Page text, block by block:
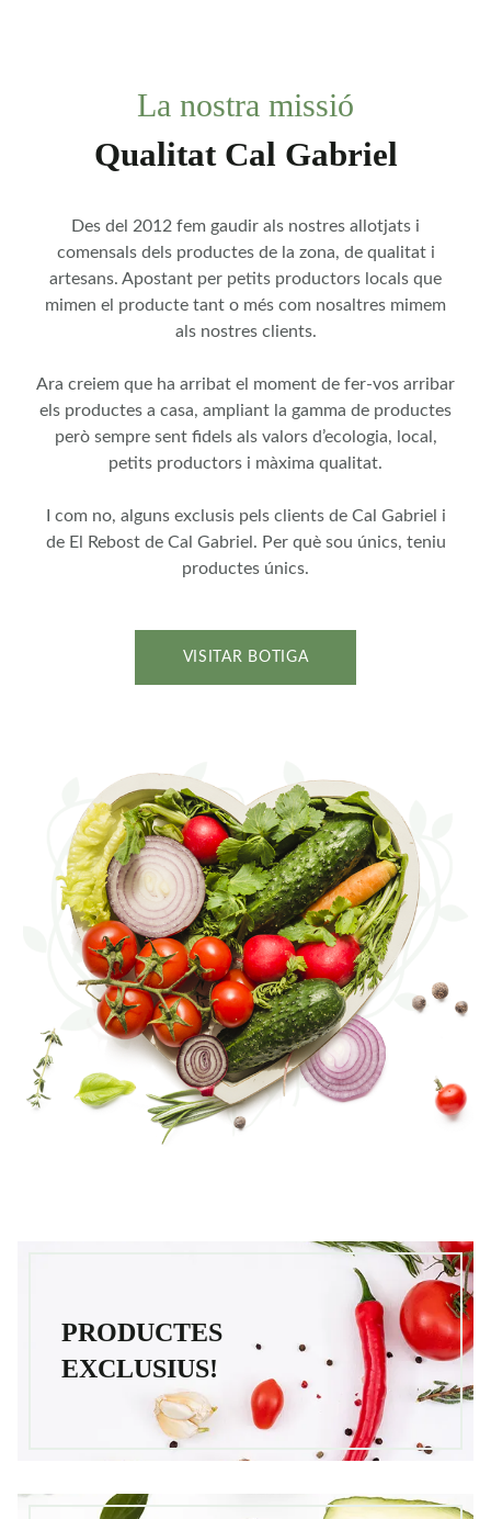
La nostra missió
Qualitat Cal Gabriel
Des del 2012 fem gaudir als nostres allotjats i
comensals dels productes de la zona, de qualitat i
artesans. Apostant per petits productors locals que
mimen el producte tant o més com nosaltres mimem
als nostres clients.
Ara creiem que ha arribat el moment de fer-vos arribar
els productes a casa, ampliant la gamma de productes
però sempre sent fidels als valors d’ecologia, local,
petits productors i màxima qualitat.
I com no, alguns exclusis pels clients de Cal Gabriel i
de El Rebost de Cal Gabriel. Per què sou únics, teniu
productes únics.
VISITAR BOTIGA
PRODUCTES
EXCLUSIUS!